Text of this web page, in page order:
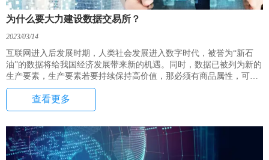
为什么要大力建设数据交易所？
2023/03/14
互联网进入后发展时期，人类社会发展进入数字时代，被誉为“新石
油”的数据将给我国经济发展带来新的机遇。同时，数据已被列为新的
生产要素，生产要素若要持续保持高价值，那必须有商品属性，可流
通可交易是必然的选择。数据的价值在于“物尽其用”，设置一种高效
机制，使数据高效安全的流通起来，最大程度的挖据数据价值，这是
数据要素市场发展的核心一环。
查看更多